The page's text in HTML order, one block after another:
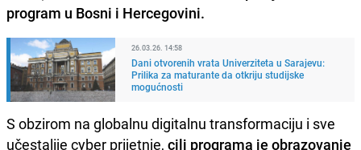
program u Bosni i Hercegovini.
26.03.26. 14:58
Dani otvorenih vrata Univerziteta u Sarajevu:
Prilika za maturante da otkriju studijske
mogućnosti
S obzirom na globalnu digitalnu transformaciju i sve
učestalije cyber prijetnje, cilj programa je obrazovanje